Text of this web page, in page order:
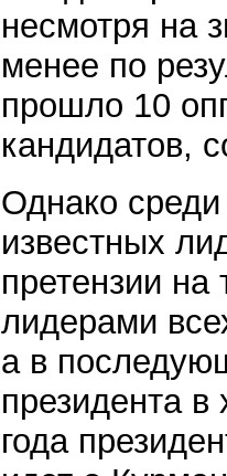
несмотря на
менее по
прошло 10
кандидатов,
Однако среди
известных
претензии
лидерами
а в
президента
года